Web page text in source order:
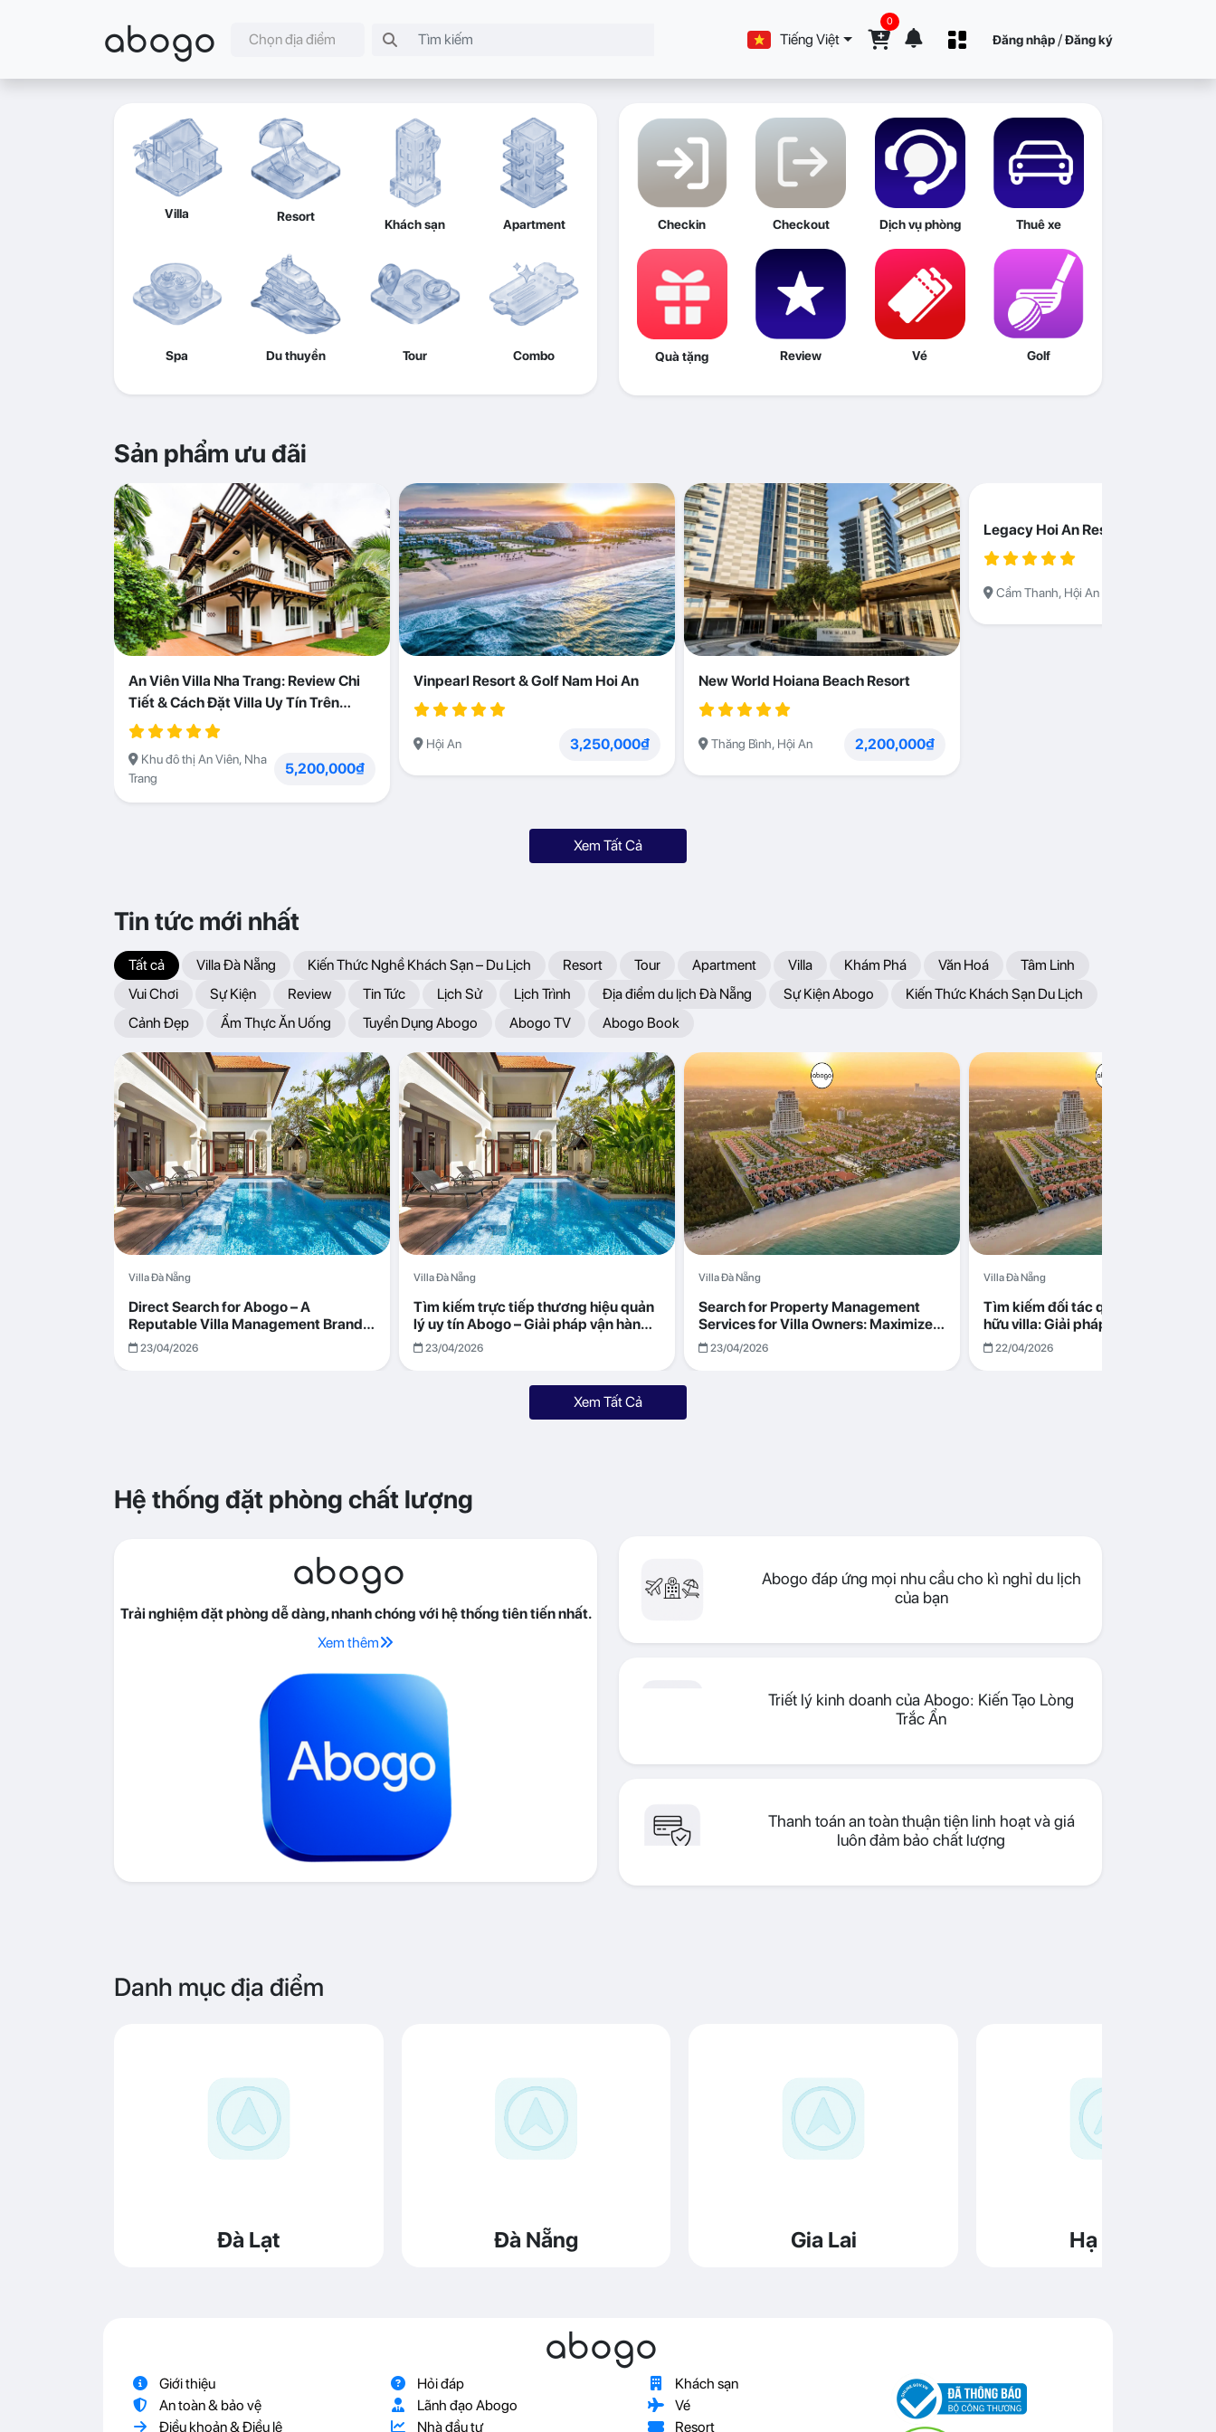
abogo Chọn địa điểm Tiếng Việt
0
Đăng nhập /Đăng ký
Villa Resort
Khách sạn Apartment
Spa Du thuyền Tour Combo
Checkin Checkout Dịch vụ phòng Thuê xe
Quà tặng Review Vé Golf
Sản phẩm ưu đãi
An Viên Villa Nha Trang: Review Chi
Tiết & Cách Đặt Villa Uy Tín Trên
Abogo
Khu đô thị An Viên, Nha
Trang
5,200,000₫
Vinpearl Resort & Golf Nam Hoi An
Hội An 3,250,000₫
New World Hoiana Beach Resort
Thăng Bình, Hội An 2,200,000₫
Legacy Hoi An Resort
Cẩm Thanh, Hội An
Xem Tất Cả
Tin tức mới nhất
Tất cả Villa Đà Nẵng Kiến Thức Nghề Khách Sạn – Du Lịch Resort Tour Apartment Villa Khám Phá Văn Hoá
Tâm Linh
Vui Chơi
Sự Kiện Review Tin Tức Lịch Sử Lịch Trình Địa điểm du lịch Đà Nẵng Sự Kiện Abogo
Kiến Thức Khách Sạn Du Lịch
Cảnh Đẹp
Ẩm Thực Ăn Uống Tuyển Dụng Abogo Abogo TV Abogo Book
Villa Đà Nẵng
Direct Search for Abogo – A
Reputable Villa Management Brand
with Transparent and Effective
Operations
23/04/2026
Villa Đà Nẵng
Tìm kiếm trực tiếp thương hiệu quản
lý uy tín Abogo – Giải pháp vận hành
villa hiệu quả, minh bạch
23/04/2026
Villa Đà Nẵng
Search for Property Management
Services for Villa Owners: Maximize
Returns with Abogo in Da Nang
23/04/2026
Villa Đà Nẵng
Tìm kiếm đối tác quản lý cho chủ sở
hữu villa: Giải pháp tối ưu lợi nhuận
cùng Abogo tại Đà Nẵng
22/04/2026
Xem Tất Cả
Hệ thống đặt phòng chất lượng
abogo
Trải nghiệm đặt phòng dễ dàng, nhanh chóng với hệ thống tiên tiến nhất.
Xem thêm
Abogo đáp ứng mọi nhu cầu cho kì nghỉ du lịch
của bạn
Triết lý kinh doanh của Abogo: Kiến Tạo Lòng
Trắc Ẩn
Thanh toán an toàn thuận tiện linh hoạt và giá
luôn đảm bảo chất lượng
Danh mục địa điểm
Đà Lạt Đà Nẵng Gia Lai Hạ Long
abogo
Giới thiệu
An toàn & bảo vệ
Điều khoản & Điều lệ
Hỏi đáp
Lãnh đạo Abogo
Nhà đầu tư
Khách sạn
Vé
Resort